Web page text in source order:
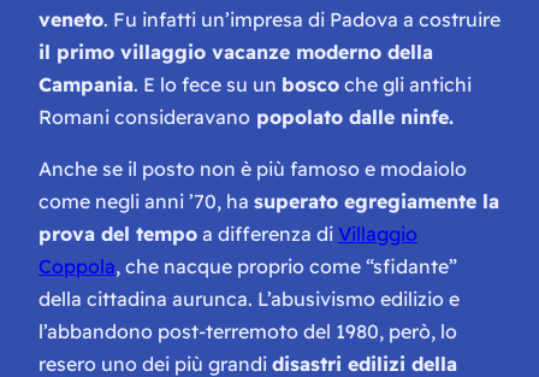
veneto. Fu infatti un’impresa di Padova a costruire
il primo villaggio vacanze moderno della
Campania. E lo fece su un bosco che gli antichi
Romani consideravano popolato dalle ninfe.
Anche se il posto non è più famoso e modaiolo
come negli anni ’70, ha superato egregiamente la
prova del tempo a differenza di Villaggio
Coppola, che nacque proprio come “sfidante”
della cittadina aurunca. L’abusivismo edilizio e
l’abbandono post-terremoto del 1980, però, lo
resero uno dei più grandi disastri edilizi della